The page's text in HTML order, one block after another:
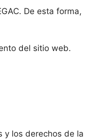
De esta forma,
del sitio web.
y los derechos de la